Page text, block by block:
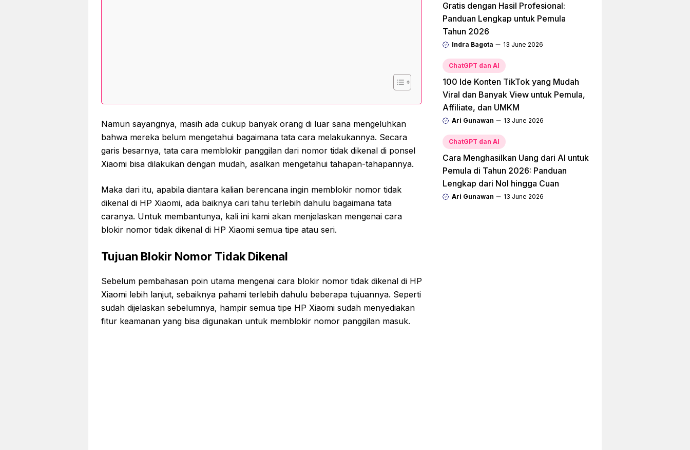
Namun sayangnya, masih ada cukup banyak orang di luar sana mengeluhkan
bahwa mereka belum mengetahui bagaimana tata cara melakukannya. Secara
garis besarnya, tata cara memblokir panggilan dari nomor tidak dikenal di ponsel
Xiaomi bisa dilakukan dengan mudah, asalkan mengetahui tahapan-tahapannya.
Maka dari itu, apabila diantara kalian berencana ingin memblokir nomor tidak
dikenal di HP Xiaomi, ada baiknya cari tahu terlebih dahulu bagaimana tata
caranya. Untuk membantunya, kali ini kami akan menjelaskan mengenai cara
blokir nomor tidak dikenal di HP Xiaomi semua tipe atau seri.
Tujuan Blokir Nomor Tidak Dikenal
Sebelum pembahasan poin utama mengenai cara blokir nomor tidak dikenal di HP
Xiaomi lebih lanjut, sebaiknya pahami terlebih dahulu beberapa tujuannya. Seperti
sudah dijelaskan sebelumnya, hampir semua tipe HP Xiaomi sudah menyediakan
fitur keamanan yang bisa digunakan untuk memblokir nomor panggilan masuk.
Gratis dengan Hasil Profesional:
Panduan Lengkap untuk Pemula
Tahun 2026
Indra Bagota 13 June 2026
ChatGPT dan AI
100 Ide Konten TikTok yang Mudah
Viral dan Banyak View untuk Pemula,
Affiliate, dan UMKM
Ari Gunawan 13 June 2026
ChatGPT dan AI
Cara Menghasilkan Uang dari AI untuk
Pemula di Tahun 2026: Panduan
Lengkap dari Nol hingga Cuan
Ari Gunawan 13 June 2026